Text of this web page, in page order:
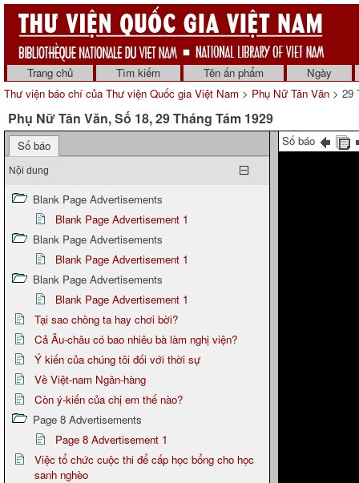
Trang chủ Tìm kiếm Tên ấn phẩm
Ngày
Thư viện báo chí của Thư viện Quốc gia Việt Nam > Phụ Nữ Tân Văn > 29
Phụ Nữ Tân Văn, Số 18, 29 Tháng Tám 1929
Số báo
Nội dung
Blank Page Advertisements
Blank Page Advertisement 1
Blank Page Advertisements
Blank Page Advertisement 1
Blank Page Advertisements
Blank Page Advertisement 1
Tại sao chồng ta hay chơi bời?
Cả Âu-châu có bao nhiêu bà làm nghị viện?
Ý kiến của chúng tôi đối với thời sự
Về Việt-nam Ngân-hàng
Còn ý-kiến của chị em thế nào?
Page 8 Advertisements
Page 8 Advertisement 1
Việc tổ chức cuộc thi để cấp học bổng cho học
sanh nghèo
Số báo